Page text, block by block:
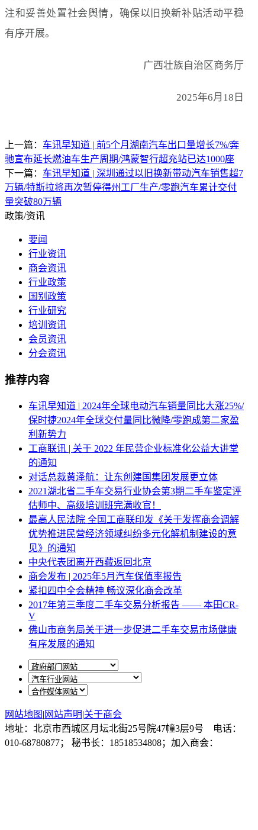
注和妥善处置社会舆情，确保以旧换新补贴活动平稳
有序开展。
广西壮族自治区商务厅
2025年6月18日
上一篇： 车讯早知道 | 前5个月湖南汽车出口量增长7%/奔
驰宣布延长燃油车生产周期/鸿蒙智行超充站已达1000座
下一篇： 车讯早知道 | 深圳通过以旧换新带动汽车销售超7
万辆/特斯拉将再次暂停得州工厂生产/零跑汽车累计交付
量突破80万辆
政策/资讯
要闻
行业资讯
商会资讯
行业政策
国别政策
行业研究
培训资讯
会员资讯
分会资讯
推荐内容
车讯早知道 | 2024年全球电动汽车销量同比大涨25%/
保时捷2024年全球交付量同比微降/零跑成第二家盈
利新势力
工商联讯 | 关于 2022 年民营企业标准化公益大讲堂
的通知
对话总裁黄泽航：让东创建国集团发展更立体
2021湖北省二手车交易行业协会第3期二手车鉴定评
估师中、高级培训班完满收官！
最高人民法院 全国工商联印发《关于发挥商会调解
优势推进民营经济领域纠纷多元化解机制建设的意
见》的通知
中央代表团离开西藏返回北京
商会发布 | 2025年5月汽车保值率报告
紧扣四中全会精神 畅议深化商会改革
2017年第三季度二手车交易分析报告 —— 本田CR-
V
佛山市商务局关于进一步促进二手车交易市场健康
有序发展的通知
网站地图 | 网站声明|关于商会
地址：北京市西城区月坛北街25号院47幢3层9号 电话：
010-68780877； 秘书长：18518534808；加入商会：